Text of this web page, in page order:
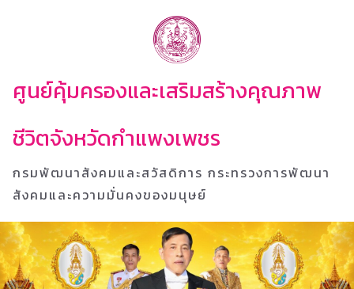
ศูนย์คุ้มครองและเสริมสร้างคุณภาพ
ชีวิตจังหวัดกำแพงเพชร
กรมพัฒนาสังคมและสวัสดิการ กระทรวงการพัฒนา
สังคมและความมั่นคงของมนุษย์